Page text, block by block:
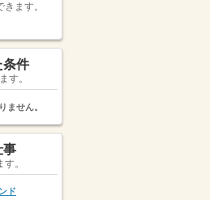
ます。
条件
す。
ません。
事
。
ド